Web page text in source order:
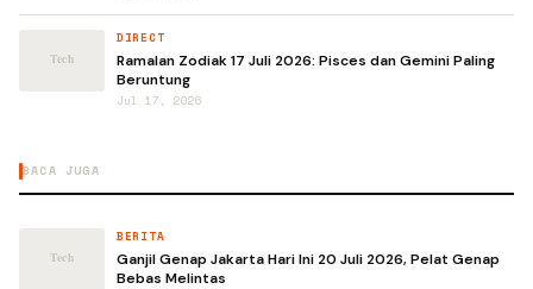
DIRECT
Ramalan Zodiak 17 Juli 2026: Pisces dan Gemini Paling
Beruntung
Jul 17, 2026
BACA JUGA
BERITA
Ganjil Genap Jakarta Hari Ini 20 Juli 2026, Pelat Genap
Bebas Melintas